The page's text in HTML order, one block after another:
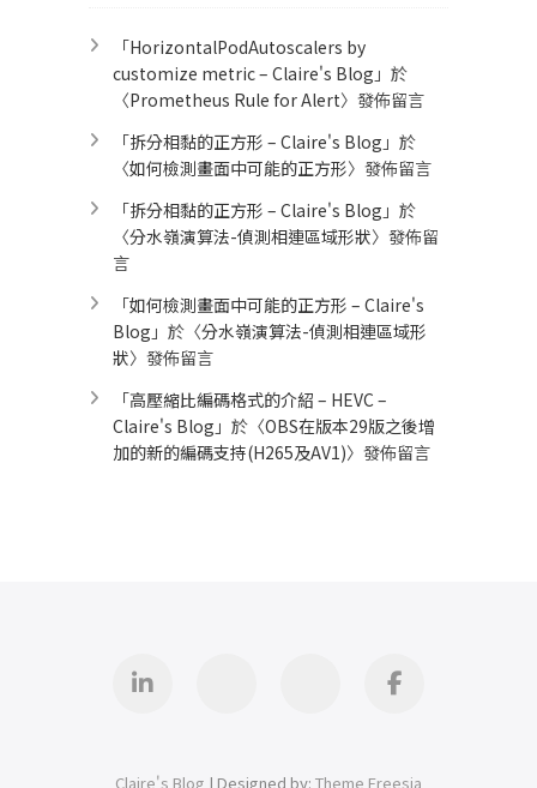
「HorizontalPodAutoscalers by
customize metric – Claire's Blog 」於
〈Prometheus Rule for Alert​〉發佈留言
「拆分相黏的正方形 – Claire's Blog 」於
〈如何檢測畫面中可能的正方形〉發佈留言
「拆分相黏的正方形 – Claire's Blog 」於
〈分水嶺演算法-偵測相連區域形狀〉發佈留
言
「如何檢測畫面中可能的正方形 – Claire's
Blog 」於〈分水嶺演算法-偵測相連區域形
狀〉發佈留言
「高壓縮比編碼格式的介紹 – HEVC –
Claire's Blog 」於〈OBS在版本29版之後增
加的新的編碼支持(H265及AV1)〉發佈留言
Linkedin iThomeFacebook
Claire's Blog | Designed by: Theme Freesia